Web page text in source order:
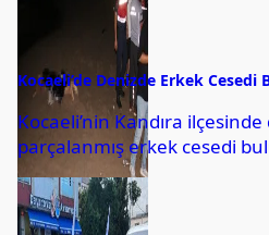
Kocaeli’de Denizde Erkek Cesedi
Kocaeli’nin Kandıra
parçalanmış erkek cesedi
Çalköy Seyrek Mahallesi’nde,
arkadaşlarının ikazına
denize giren Ferhat...